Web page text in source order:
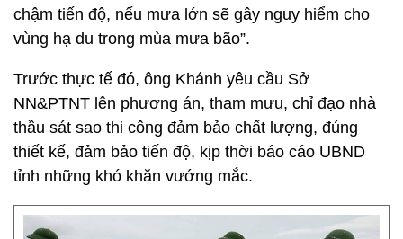
chậm tiến độ, nếu mưa lớn sẽ gây nguy hiểm cho
vùng hạ du trong mùa mưa bão”.
Trước thực tế đó, ông Khánh yêu cầu Sở
NN&PTNT lên phương án, tham mưu, chỉ đạo nhà
thầu sát sao thi công đảm bảo chất lượng, đúng
thiết kế, đảm bảo tiến độ, kịp thời báo cáo UBND
tỉnh những khó khăn vướng mắc.